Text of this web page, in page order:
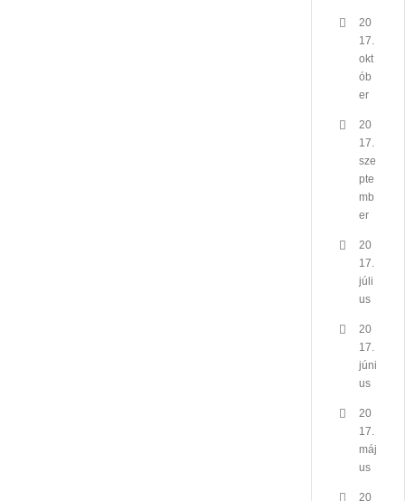
20
17.
okt
ób
er
20
17.
sze
pte
mb
er
20
17.
júli
us
20
17.
júni
us
20
17.
máj
us
20